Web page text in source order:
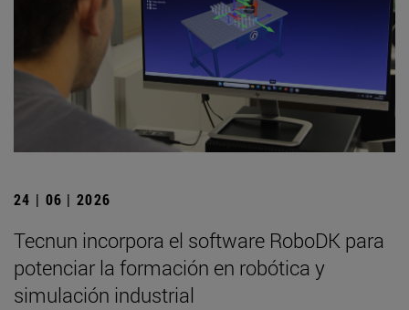
24 | 06 | 2026
Tecnun incorpora el software RoboDK para
potenciar la formación en robótica y
simulación industrial